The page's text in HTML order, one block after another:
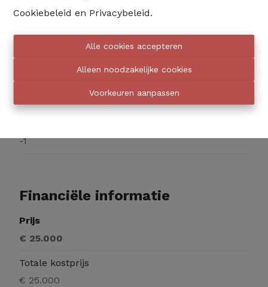
Cookiebeleid en Privacybeleid.
Alle cookies accepteren
Alleen noodzakelijke cookies
Voorkeuren aanpassen
avenue charbo 24, 1030 Schaarbeek
-1
Financiële informatie
Prijs
€ 25.000
Totale kostprijs
€ 25.000